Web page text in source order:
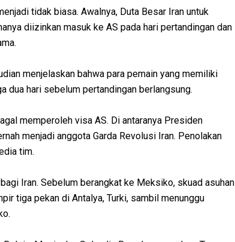
tidak biasa. Awalnya, Duta Besar Iran untuk
diizinkan masuk ke AS pada hari pertandingan dan
menjelaskan bahwa para pemain yang memiliki
dua hari sebelum pertandingan berlangsung.
memperoleh visa AS. Di antaranya Presiden
menjadi anggota Garda Revolusi Iran. Penolakan
tim.
Iran. Sebelum berangkat ke Meksiko, skuad asuhan
tiga pekan di Antalya, Turki, sambil menunggu